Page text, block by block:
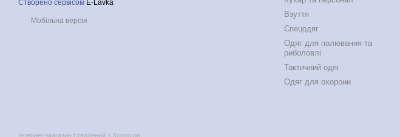
Створено сервісом E-Lavka
Мобільна версія
Інтернет-магазин створений з Хорошоп
Взуття
Спецодяг
Одяг для полювання та
риболовлі
Тактичний одяг
Одяг для охорони